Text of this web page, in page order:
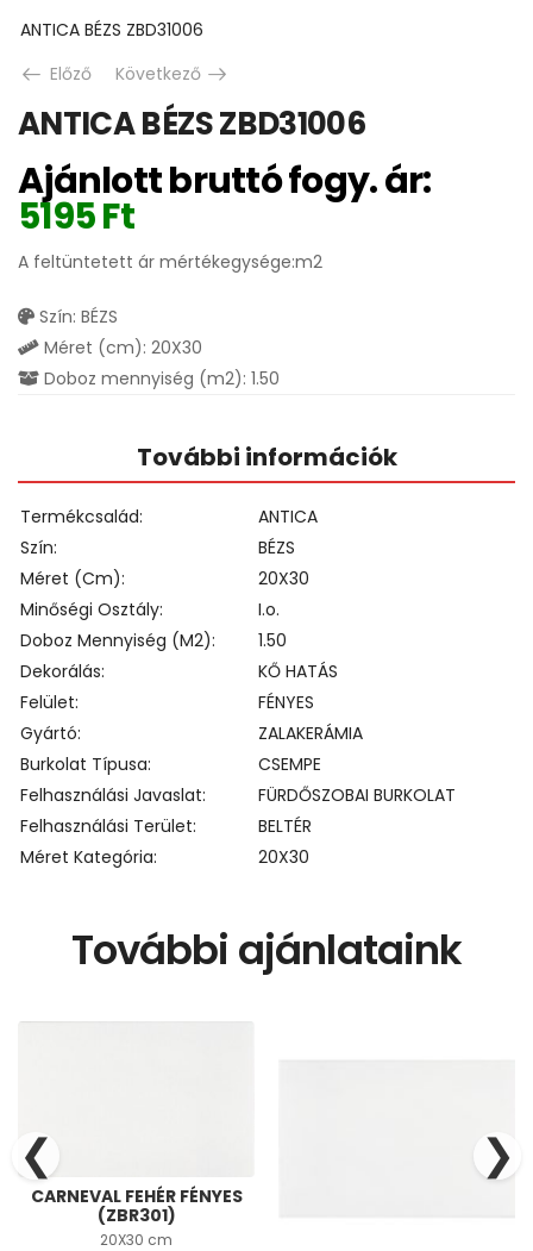
ANTICA BÉZS ZBD31006
Előző
Következő
ANTICA BÉZS ZBD31006
Ajánlott bruttó fogy. ár:
5195Ft
A feltüntetett ár mértékegysége:m2
Szín: BÉZS
Méret (cm): 20X30
Doboz mennyiség (m2): 1.50
További információk
Termékcsalád
ANTICA
Szín
BÉZS
Méret (cm)
20X30
Minőségi Osztály
I.o.
Doboz Mennyiség (m2)
1.50
Dekorálás
KŐ HATÁS
Felület
FÉNYES
Gyártó
ZALAKERÁMIA
Burkolat Típusa
CSEMPE
Felhasználási Javaslat
FÜRDŐSZOBAI BURKOLAT
Felhasználási Terület
BELTÉR
Méret Kategória
20X30
További ajánlataink
CARNEVAL FEHÉR FÉNYES
(ZBR301)
20X30 cm
❮ ❯